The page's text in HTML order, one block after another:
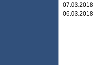
07.03.2018
06.03.2018